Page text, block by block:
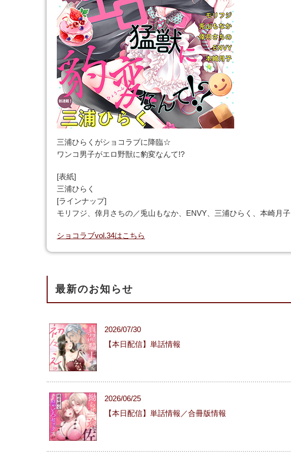
三浦ひらくがショコラブに降臨☆
ワンコ男子がエロ野獣に豹変なんて!?
[表紙]
三浦ひらく
[ラインナップ]
モリフジ、倖月さちの／兎山もなか、ENVY、三浦ひらく、本崎月子
ショコラブvol.34はこちら
最新のお知らせ
2026/07/30
【本日配信】単話情報
2026/06/25
【本日配信】単話情報／合冊版情報